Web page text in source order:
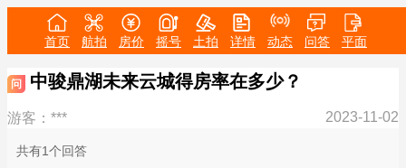
首页 航拍 房价 摇号 土拍 详情 动态 问答 平面
问 中骏鼎湖未来云城得房率在多少？
游客：*** 2023-11-02
共有1个回答